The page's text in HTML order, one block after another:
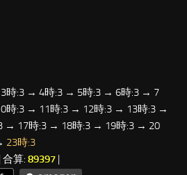
時:3 → 4時:3 → 5時:3 → 6時:3 → 7
時:3 → 11時:3 → 12時:3 → 13時:3 →
→ 17時:3 → 18時:3 → 19時:3 → 20
23時:3
| 合算: 89397